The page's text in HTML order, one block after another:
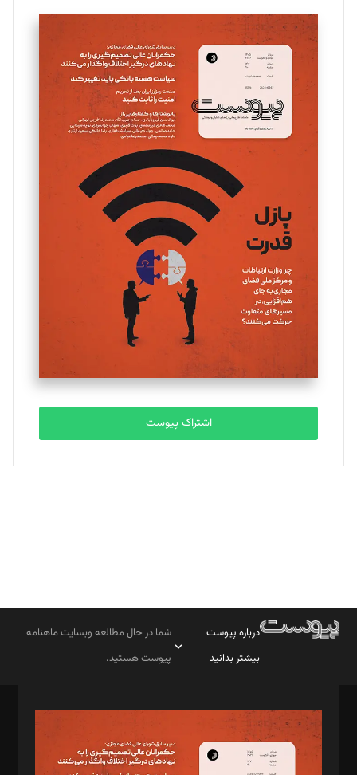
تحریریه
سروش کرمیان
تحریریه
مینا پاکدل
یسنا امان‌پور
تحریریه
ملینا جعفری
تحریریه
مصطفی مسجدی آرانی
تحریریه
بابک نقاش
تحریریه
اشتراک پیوست
درباره پیوست
بیشتر بدانید
شما در حال مطالعه وبسایت ماهنامه
پیوست هستید.
مدیر مسئول: محمدباقر اثنی‌عشری
سردبیر: مهرک محمودی
دبیر تحریریه: میثم قاسمی